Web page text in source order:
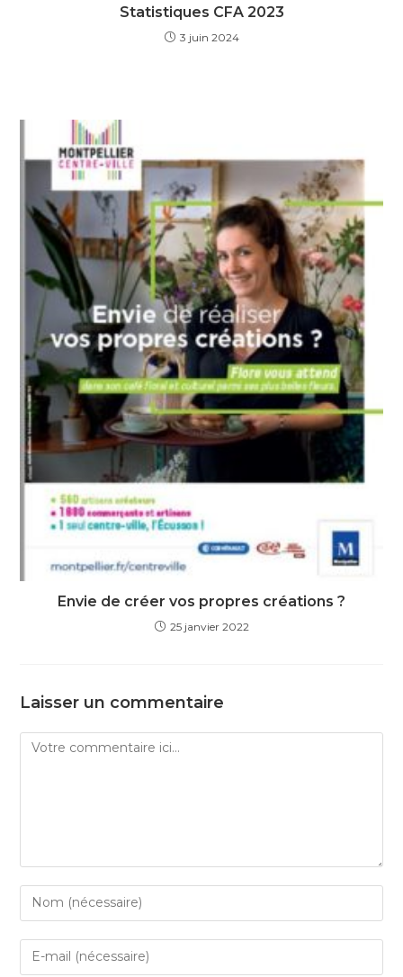
Statistiques CFA 2023
3 juin 2024
Envie de créer vos propres créations ?
25 janvier 2022
Laisser un commentaire